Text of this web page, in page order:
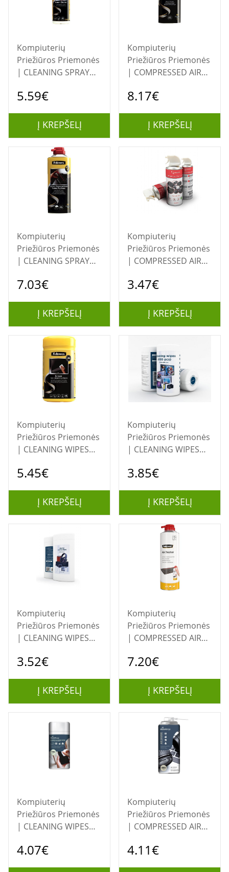
Kompiuterių
Priežiūros Priemonės
| CLEANING SPRAY
FELLOWES
5.59€
Į KREPŠELĮ
Kompiuterių
Priežiūros Priemonės
| COMPRESSED AIR
FREE 9974905
8.17€
Į KREPŠELĮ
Kompiuterių
Priežiūros Priemonės
| CLEANING SPRAY
200ML/9974804
7.03€
Į KREPŠELĮ
Kompiuterių
Priežiūros Priemonės
| COMPRESSED AIR
CAD-FL400-01
3.47€
Į KREPŠELĮ
Kompiuterių
Priežiūros Priemonės
| CLEANING WIPES
FELLOWES
5.45€
Į KREPŠELĮ
Kompiuterių
Priežiūros Priemonės
| CLEANING WIPES
01 GEMBIRD
3.85€
Į KREPŠELĮ
Kompiuterių
Priežiūros Priemonės
| CLEANING WIPES
GEMBIRD
3.52€
Į KREPŠELĮ
Kompiuterių
Priežiūros Priemonės
| COMPRESSED AIR
FREE 9977804
7.20€
Į KREPŠELĮ
Kompiuterių
Priežiūros Priemonės
| CLEANING WIPES
MEDIARANGE
4.07€
Kompiuterių
Priežiūros Priemonės
| COMPRESSED AIR
400ML/MR724
4.11€